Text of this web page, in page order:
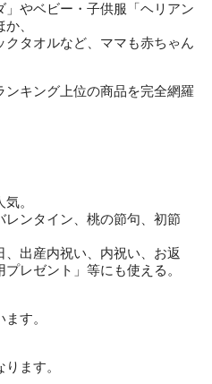
やベビー・子供服「ヘリアン
、
タオルなど、ママも赤ちゃん
キング上位の商品を完全網羅
。
レンタイン、桃の節句、初節
出産内祝い、内祝い、お返
レゼント」等にも使える。
す。
ます。